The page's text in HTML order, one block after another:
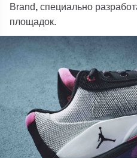
Brand специально
площадок.